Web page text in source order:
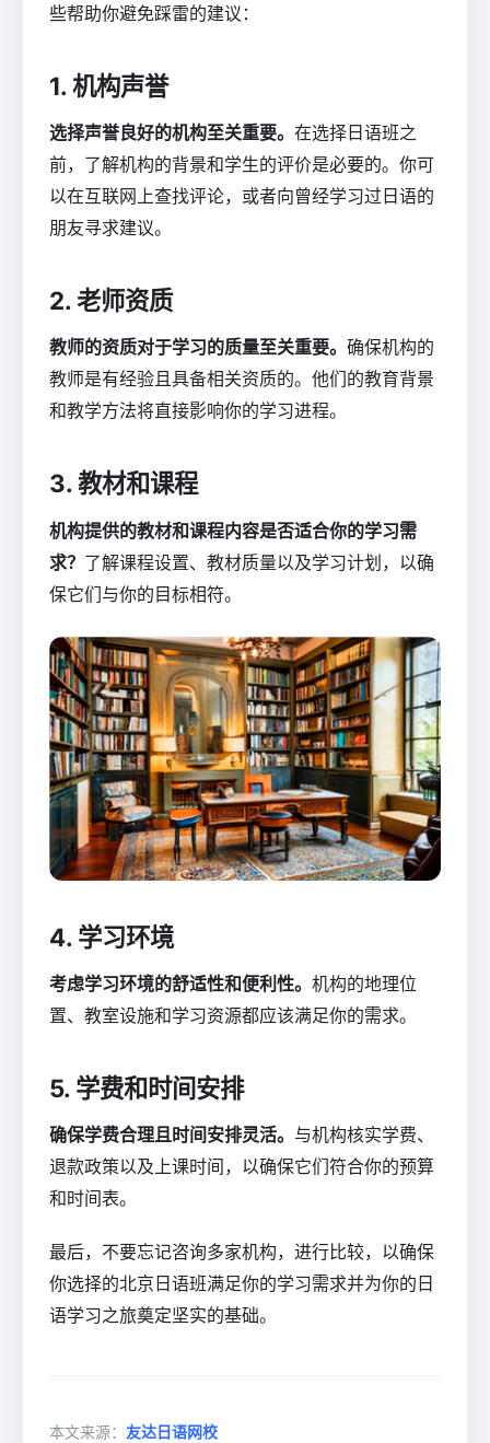
些帮助你避免踩雷的建议：
1. 机构声誉
选择声誉良好的机构至关重要。 在选择日语班之
前，了解机构的背景和学生的评价是必要的。你可
以在互联网上查找评论，或者向曾经学习过日语的
朋友寻求建议。
2. 老师资质
教师的资质对于学习的质量至关重要。 确保机构的
教师是有经验且具备相关资质的。他们的教育背景
和教学方法将直接影响你的学习进程。
3. 教材和课程
机构提供的教材和课程内容是否适合你的学习需
求？ 了解课程设置、教材质量以及学习计划，以确
保它们与你的目标相符。
4. 学习环境
考虑学习环境的舒适性和便利性。 机构的地理位
置、教室设施和学习资源都应该满足你的需求。
5. 学费和时间安排
确保学费合理且时间安排灵活。 与机构核实学费、
退款政策以及上课时间，以确保它们符合你的预算
和时间表。
最后，不要忘记咨询多家机构，进行比较，以确保
你选择的北京日语班满足你的学习需求并为你的日
语学习之旅奠定坚实的基础。
本文来源： 友达日语网校